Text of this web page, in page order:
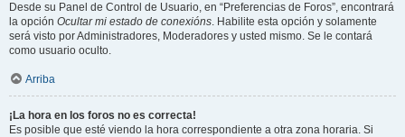
Desde su Panel de Control de Usuario, en “Preferencias de Foros”, encontrará
la opción Ocultar mi estado de conexións. Habilite esta opción y solamente
será visto por Administradores, Moderadores y usted mismo. Se le contará
como usuario oculto.
Arriba
¡La hora en los foros no es correcta!
Es posible que esté viendo la hora correspondiente a otra zona horaria. Si